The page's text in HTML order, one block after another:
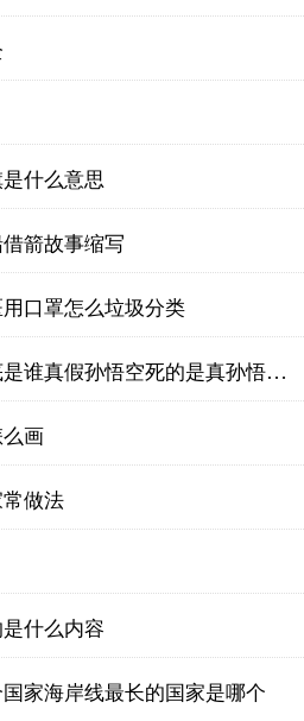
什么意思
箭故事缩写
口罩怎么垃圾分类
真假孙悟空最后死的到底是谁真假孙悟空死的是真孙悟空吗
画
做法
什么内容
家海岸线最长的国家是哪个